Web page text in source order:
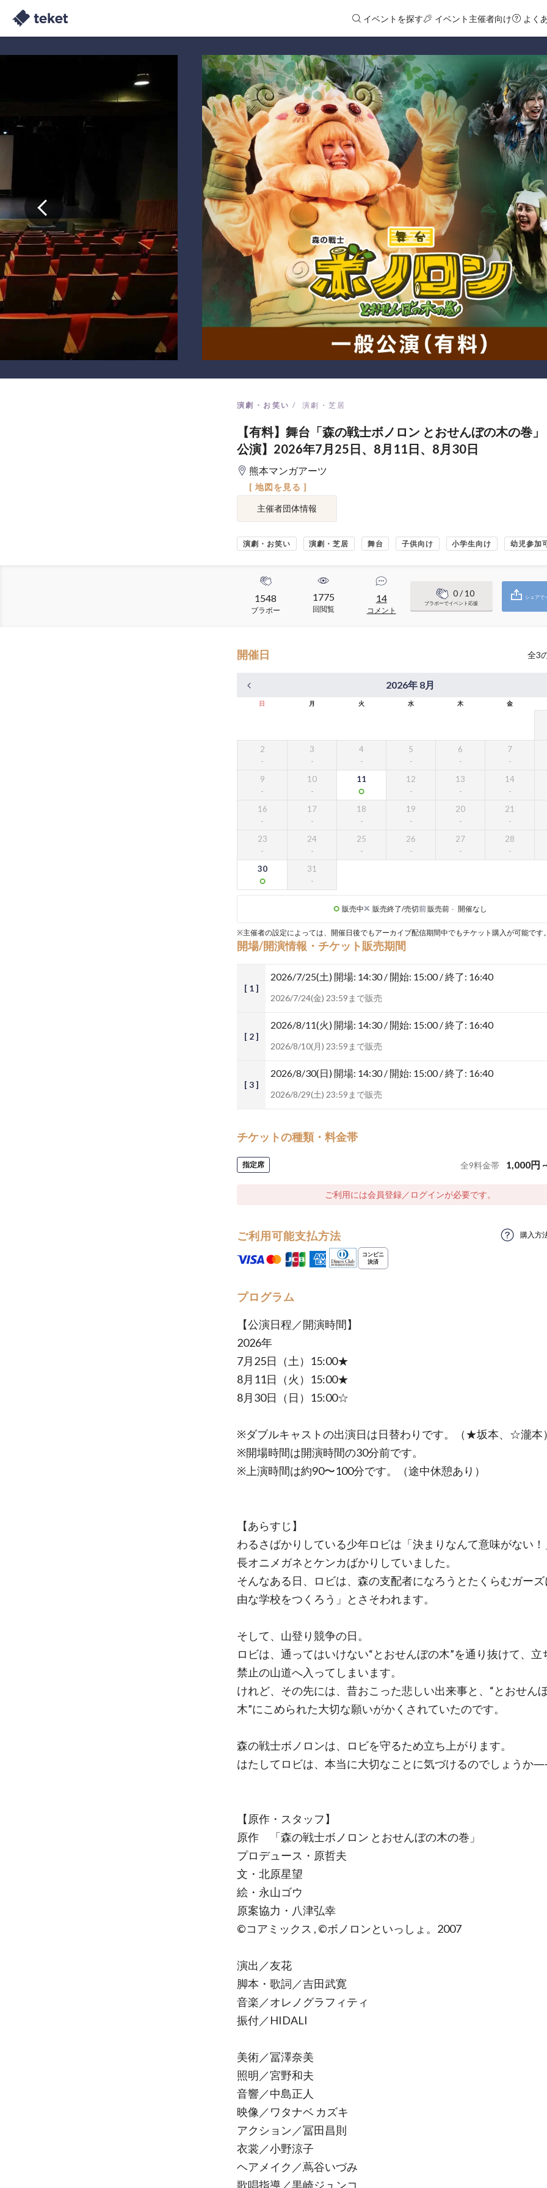
イベントを探す イベント主催者向け よく
演劇・お笑い 演劇・芝居
【有料】舞台「森の戦士ボノロン とおせんぼの木の巻
公演】2026年7月25日、8月11日、8月30日
熊本マンガアーツ
[ 地図を見る ]
主催者団体情報
演劇・お笑い 演劇・芝居 舞台 子供向け 小学生向け 幼児参加
1548
ブラボー
1775
回閲覧
14
コメント
0/ 10
ブラボーでイベント応援
シェアで
開催日 全3
2026年 8月
日 月 火 水 木 金
2 3 4 5 6 7
9 10 11 12 13 14
16 17 18 19 20 21
23 24 25 26 27 28
30 31
販売中 販売終了/売切前販売前 - 開催なし
※主催者の設定によっては、開催日後でもアーカイブ配信期間中でもチケット購入が可能です
開場/開演情報・チケット販売期間
[ 1 ]
2026/7/25(土) 開場: 14:30 / 開始: 15:00 / 終了: 16:40
2026/7/24(金) 23:59まで販売
[ 2 ]
2026/8/11(火) 開場: 14:30 / 開始: 15:00 / 終了: 16:40
2026/8/10(月) 23:59まで販売
[ 3 ]
2026/8/30(日) 開場: 14:30 / 開始: 15:00 / 終了: 16:40
2026/8/29(土) 23:59まで販売
チケットの種類・料金帯
指定席 全9料金帯 1,000円
ご利用には会員登録／ログインが必要です。
ご利用可能支払方法 購入方
プログラム
【公演日程／開演時間】
2026年
7月25日（土）15:00★
8月11日（火）15:00★
8月30日（日）15:00☆
※ダブルキャストの出演日は日替わりです。（★坂本、☆瀧本
※開場時間は開演時間の30分前です。
※上演時間は約90〜100分です。（途中休憩あり）
【あらすじ】
わるさばかりしている少年ロビは「決まりなんて意味がない
長オニメガネとケンカばかりしていました。
そんなある日、ロビは、森の支配者になろうとたくらむガー
由な学校をつくろう」とさそわれます。
そして、山登り競争の日。
ロビは、通ってはいけない“とおせんぼの木”を通り抜けて、立
禁止の山道へ入ってしまいます。
けれど、その先には、昔おこった悲しい出来事と、“とおせん
木”にこめられた大切な願いがかくされていたのです。
森の戦士ボノロンは、ロビを守るため立ち上がります。
はたしてロビは、本当に大切なことに気づけるのでしょうか
【原作・スタッフ】
原作 「森の戦士ボノロン とおせんぼの木の巻」
プロデュース・原哲夫
文・北原星望
絵・永山ゴウ
原案協力・八津弘幸
©コアミックス , ©ボノロンといっしょ。2007
演出／友花
脚本・歌詞／吉田武寛
音楽／オレノグラフィティ
振付／HIDALI
美術／冨澤奈美
照明／宮野和夫
音響／中島正人
映像／ワタナベ カズキ
アクション／冨田昌則
衣裳／小野涼子
ヘアメイク／蔦谷いづみ
歌唱指導／黒崎ジュンコ